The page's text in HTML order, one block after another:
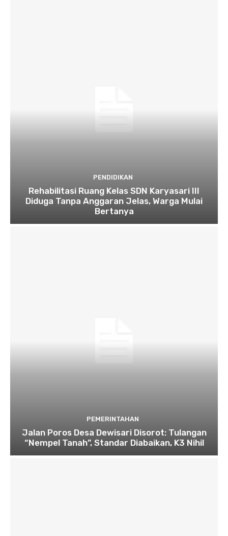
PENDIDIKAN
Rehabilitasi Ruang Kelas SDN Karyasari III
Diduga Tanpa Anggaran Jelas, Warga Mulai
Bertanya
PEMERINTAHAN
Jalan Poros Desa Dewisari Disorot: Tulangan
“Nempel Tanah”, Standar Diabaikan, K3 Nihil